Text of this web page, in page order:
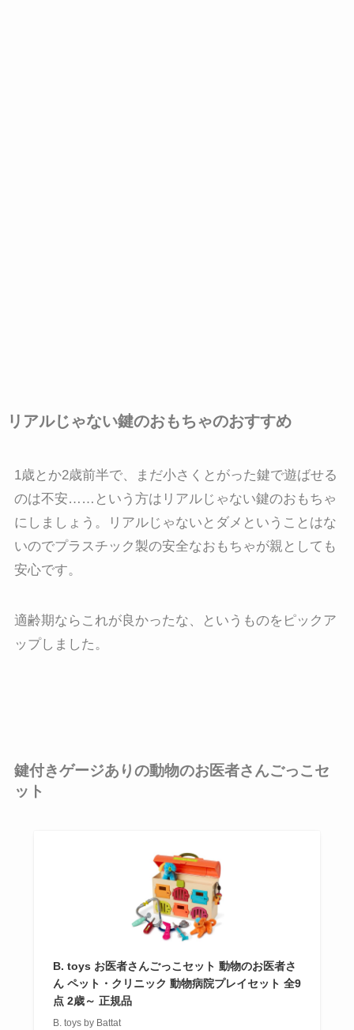
リアルじゃない鍵のおもちゃのおすすめ
1歳とか2歳前半で、まだ小さくとがった鍵で遊ばせる
のは不安……という方はリアルじゃない鍵のおもちゃ
にしましょう。リアルじゃないとダメということはな
いのでプラスチック製の安全なおもちゃが親としても
安心です。
適齢期ならこれが良かったな、というものをピックア
ップしました。
鍵付きゲージありの動物のお医者さんごっこセ
ット
B. toys お医者さんごっこセット 動物のお医者さ
ん ペット・クリニック 動物病院プレイセット 全9
点 2歳～ 正規品
B. toys by Battat